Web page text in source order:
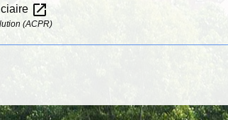
open_in_new
(ACPR)